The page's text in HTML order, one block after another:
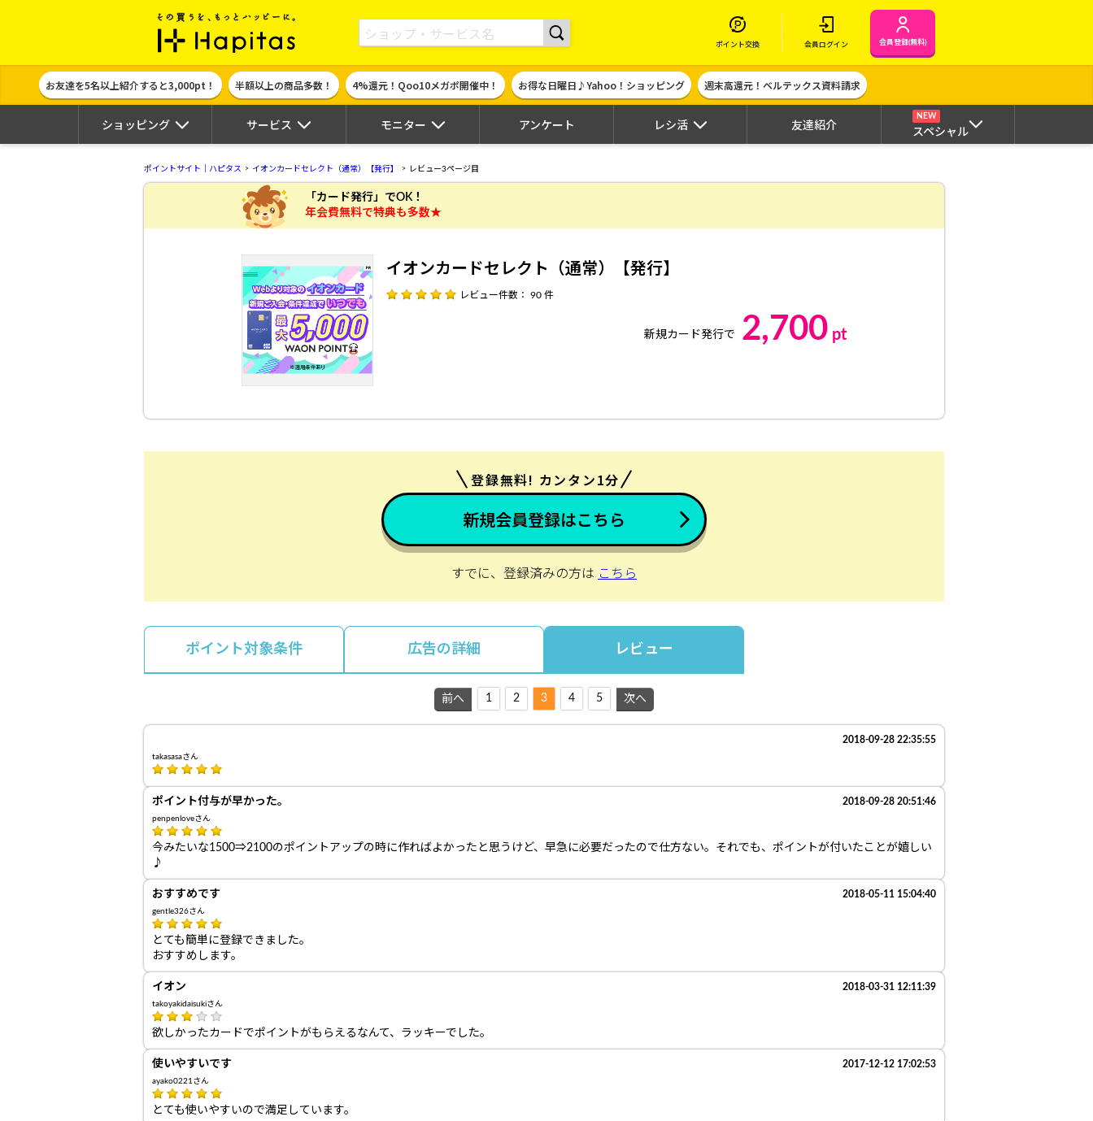
ポイント貯めて現金やギフト券に交換できるポイントサイト | ハピタス
ポイント交換 会員ログイン 会員登録(無料)
お友達を5名以上紹介すると3,000pt！ 半額以上の商品多数！ 4%還元！Qoo10メガポ開催中！ お得な日曜日♪Yahoo！ショッピング 週末高還元！ベルテックス資料請求
ショッピング サービス モニター アンケート レシ活 友達紹介
NEW
スペシャル
ポイントサイト｜ハピタス イオンカードセレクト（通常）【発行】 レビュー3ページ目
「カード発行」でOK！
年会費無料で特典も多数★
イオンカードセレクト（通常）【発行】
レビュー件数： 90 件
新規カード発行で 2,700 pt
登録無料! カンタン1分
新規会員登録はこちら
すでに、登録済みの方は こちら
ポイント対象条件 広告の詳細 レビュー
前へ 1 2 3 4 5 次へ
2018-09-28 22:35:55
takasasaさん
ポイント付与が早かった。 2018-09-28 20:51:46
penpenloveさん
今みたいな1500⇒2100のポイントアップの時に作ればよかったと思うけど、早急に必要だったので仕方ない。それでも、ポイントが付いたことが嬉しい
♪
おすすめです 2018-05-11 15:04:40
gentle326さん
とても簡単に登録できました。
おすすめします。
イオン 2018-03-31 12:11:39
takoyakidaisukiさん
欲しかったカードでポイントがもらえるなんて、ラッキーでした。
使いやすいです 2017-12-12 17:02:53
ayako0221さん
とても使いやすいので満足しています。